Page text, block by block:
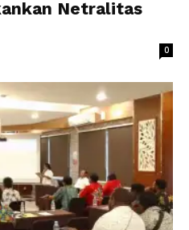
Netralitas
0